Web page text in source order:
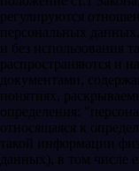
регулируются
персональных
и без использования
распространяются и
документами,
понятиях,
определения:
относящаяся к
такой информации
данных), в том числе